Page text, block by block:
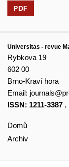
PDF
Universitas - revue
Rybkova 19
602 00
Brno-Kraví hora
Email:
ISSN: 1211-3387 ,
Domů
Archiv